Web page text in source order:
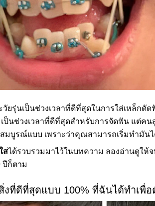
วัยรุ่นเป็นช่วงเวลาที่ดีที่สุดในการใส่เหล็กดั
เป็นช่วงเวลาที่ดีที่สุดสำหรับการจัดฟัน แต่ค
มบูรณ์แบบ เพราะว่าคุณสามารถเริ่มทำมันไ
สได้รวบรวมมาไว้ในบทความ ลองอ่านดูใ
ปีก็ตาม
งที่ดีที่สุดแบบ 100% ที่ฉันได้ทำเพื่อ